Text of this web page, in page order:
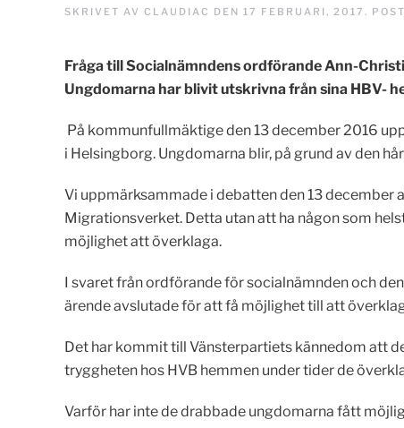
SKRIVET AV CLAUDIAC DEN 17 FEBRUARI, 2017 .
Fråga till Socialnämndens ordförande Ann-
Ungdomarna har blivit utskrivna från sina HBV-
På kommunfullmäktige den 13 december 2016
i Helsingborg. Ungdomarna blir, på grund av den
Vi uppmärksammade i debatten den 13
Migrationsverket. Detta utan att ha någon som
möjlighet att överklaga.
I svaret från ordförande för socialnämnden och
ärende avslutade för att få möjlighet till att
Det har kommit till Vänsterpartiets kännedom att
tryggheten hos HVB hemmen under tider de
Varför har inte de drabbade ungdomarna fått